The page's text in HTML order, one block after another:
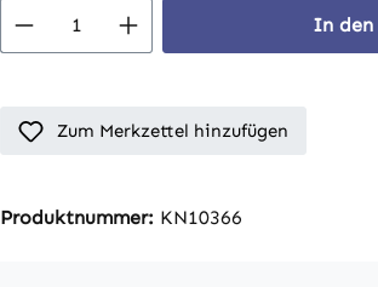
Produkt Anzahl: Gib den
In den
Zum Merkzettel hinzufügen
Produktnummer: KN10366